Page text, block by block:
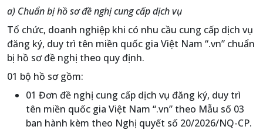
a) Chuẩn bị hồ sơ đề nghị cung cấp dịch vụ
Tổ chức, doanh nghiệp khi có nhu cầu cung cấp dịch vụ
đăng ký, duy trì tên miền quốc gia Việt Nam “.vn” chuẩn
bị hồ sơ đề nghị theo quy định.
01 bộ hồ sơ gồm:
01 Đơn đề nghị cung cấp dịch vụ đăng ký, duy trì
tên miền quốc gia Việt Nam “.vn” theo Mẫu số 03
ban hành kèm theo Nghị quyết số 20/2026/NQ-CP.